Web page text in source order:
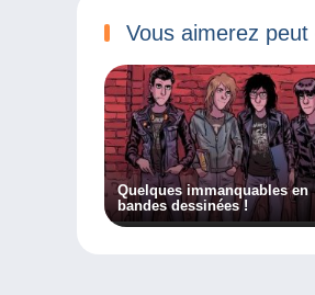
Vous aimerez peut
Quelques immanquables en
bandes dessinées !